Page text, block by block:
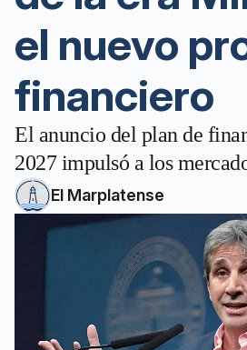
el nuevo
financiero
El anuncio del plan de
2027 impulsó a los
El Marplatense